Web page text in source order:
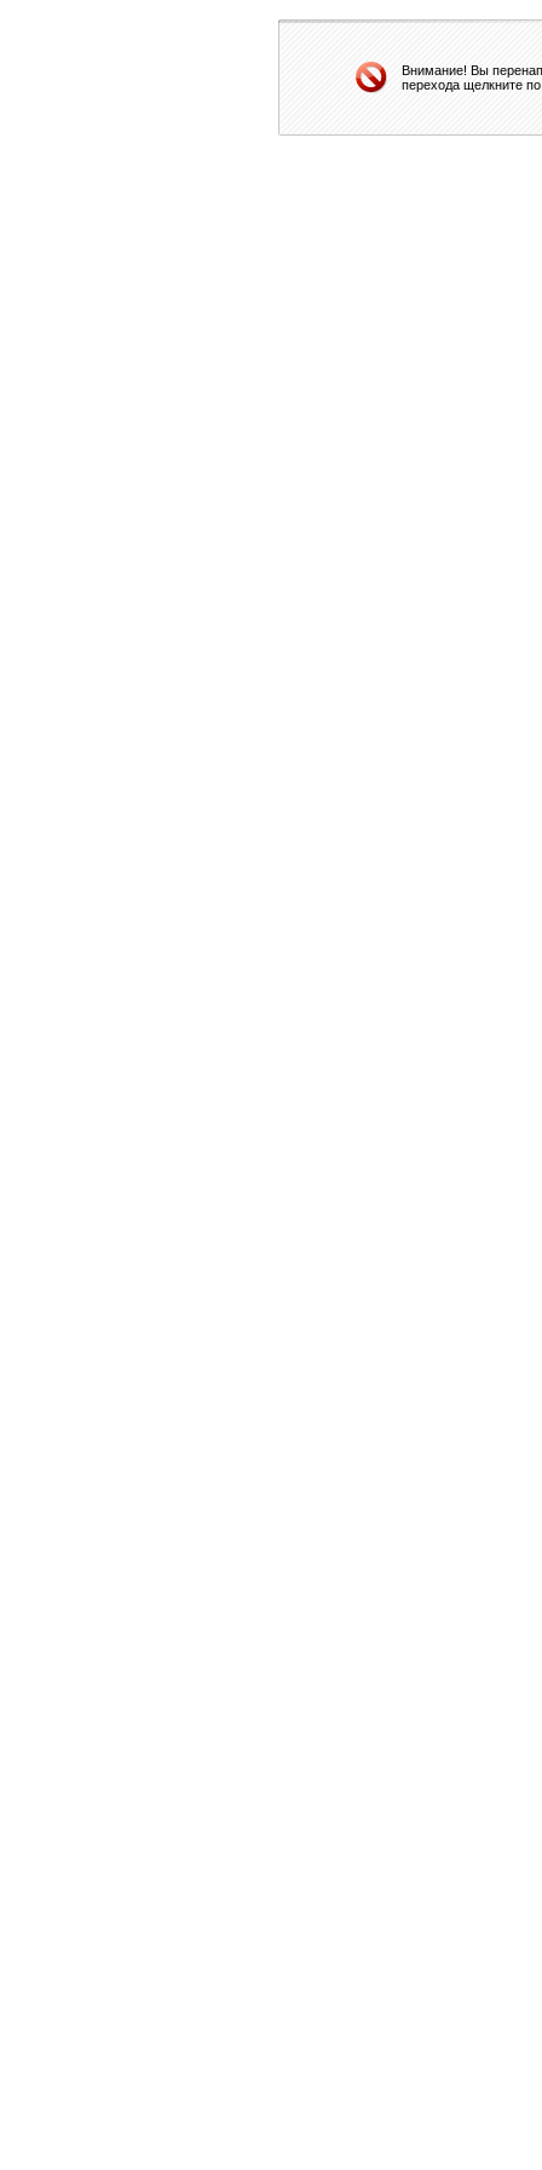
Внимание! Вы
перехода щелкните